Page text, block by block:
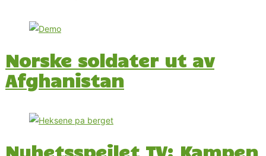
Norske soldater ut av
Afghanistan
Nyhetsspeilet TV: Kampen